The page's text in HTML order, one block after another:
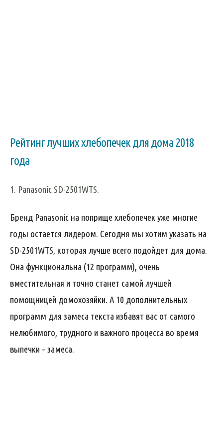
Рейтинг лучших хлебопечек для дома 2018
года
1. Panasonic SD-2501WTS.
Бренд Panasonic на поприще хлебопечек уже многие
годы остается лидером. Сегодня мы хотим указать на
SD-2501WTS, которая лучше всего подойдет для дома.
Она функциональна (12 программ), очень
вместительная и точно станет самой лучшей
помощницей домохозяйки. А 10 дополнительных
программ для замеса текста избавят вас от самого
нелюбимого, трудного и важного процесса во время
выпечки – замеса.